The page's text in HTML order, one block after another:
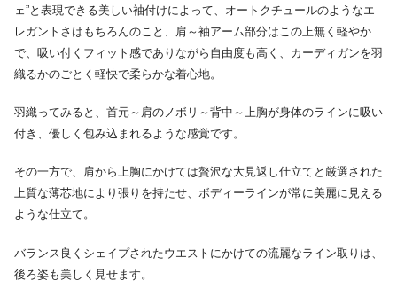
ェ”と表現できる美しい袖付けによって、オートクチュールのようなエ
レガントさはもちろんのこと、肩～袖アーム部分はこの上無く軽やか
で、吸い付くフィット感でありながら自由度も高く、カーディガンを羽
織るかのごとく軽快で柔らかな着心地。
羽織ってみると、首元～肩のノボリ～背中～上胸が身体のラインに吸い
付き、優しく包み込まれるような感覚です。
その一方で、肩から上胸にかけては贅沢な大見返し仕立てと厳選された
上質な薄芯地により張りを持たせ、ボディーラインが常に美麗に見える
ような仕立て。
バランス良くシェイプされたウエストにかけての流麗なライン取りは、
後ろ姿も美しく見せます。